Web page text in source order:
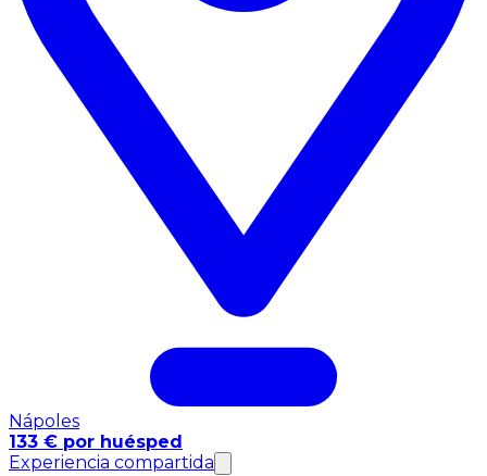
Nápoles
133 € por huésped
Experiencia compartida